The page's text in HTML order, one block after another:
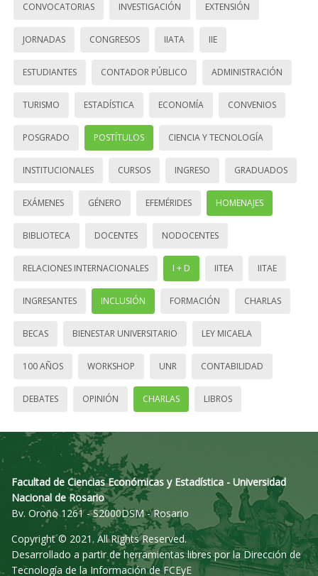
CONVOCATORIAS INVESTIGACIÓN EXTENSIÓN
JORNADAS CONGRESOS IIATA IIE
ESTUDIANTES CONTADOR PÚBLICO ADMINISTRACIÓN
TURISMO ESTADÍSTICA ECONOMÍA CONVENIOS
POSGRADO POSTÍTULOS CIENCIA Y TECNOLOGÍA
INSTITUCIONALES CURSOS INGRESO GRADUADOS
EXÁMENES GÉNERO EFEMÉRIDES HOMENAJES
BIBLIOTECA DOCENTES NODOCENTES
RELACIONES INTERNACIONALES I + D IITEA IITAE
INGRESANTES INCLUSIÓN FORMACIÓN CHARLAS
BECAS BIENESTAR UNIVERSITARIO LEY MICAELA
100 AÑOS WORKSHOP UNR CONTABILIDAD
DEBATES OPINIÓN CHARLAS LIBROS
Facultad de Ciencias Económicas y Estadística - Universidad
Nacional de Rosario
Bv. Oroño 1261 - S2000DSM - Rosario
Copyright © 2021. All Rights Reserved.
Desarrollado a partir de herramientas libres por la Dirección de
Tecnología de la Información de FCEyE